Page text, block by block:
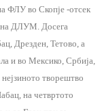
ФЛУ во Скопје -отсек
на ДЛУМ. Досега
Дрезден, Тетово, а
и во Мексико, Србија,
творештво
на четвртото